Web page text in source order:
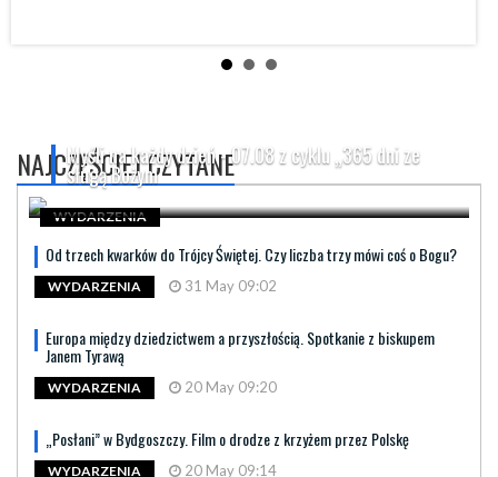
NAJCZĘŚCIEJ CZYTANE
Myśli na każdy dzień - 07.08 z cyklu „365 dni ze
sługą Bożym
WYDARZENIA
Od trzech kwarków do Trójcy Świętej. Czy liczba trzy mówi coś o Bogu?
WYDARZENIA 31 May 09:02
Europa między dziedzictwem a przyszłością. Spotkanie z biskupem
Janem Tyrawą
WYDARZENIA 20 May 09:20
„Posłani” w Bydgoszczy. Film o drodze z krzyżem przez Polskę
WYDARZENIA 20 May 09:14